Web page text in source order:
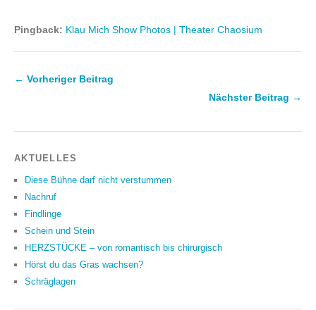
Pingback: Klau Mich Show Photos | Theater Chaosium
← Vorheriger Beitrag
Nächster Beitrag →
AKTUELLES
Diese Bühne darf nicht verstummen
Nachruf
Findlinge
Schein und Stein
HERZSTÜCKE – von romantisch bis chirurgisch
Hörst du das Gras wachsen?
Schräglagen